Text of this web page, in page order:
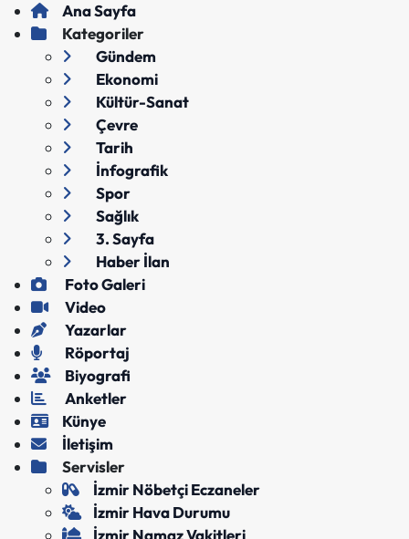
Ana Sayfa
Kategoriler
Gündem
Ekonomi
Kültür-Sanat
Çevre
Tarih
İnfografik
Spor
Sağlık
3. Sayfa
Haber İlan
Foto Galeri
Video
Yazarlar
Röportaj
Biyografi
Anketler
Künye
İletişim
Servisler
İzmir Nöbetçi Eczaneler
İzmir Hava Durumu
İzmir Namaz Vakitleri